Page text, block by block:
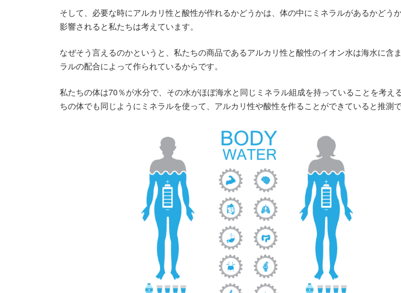
そして、必要な時にアルカリ性と酸性が作れるかどうかは、体の中にミネラルがあるかどう
影響されると私たちは考えています。
なぜそう言えるのかというと、私たちの商品であるアルカリ性と酸性のイオン水は海水に含
ラルの配合によって作られているからです。
私たちの体は70％が水分で、その水がほぼ海水と同じミネラル組成を持っていることを考え
ちの体でも同じようにミネラルを使って、アルカリ性や酸性を作ることができていると推測で